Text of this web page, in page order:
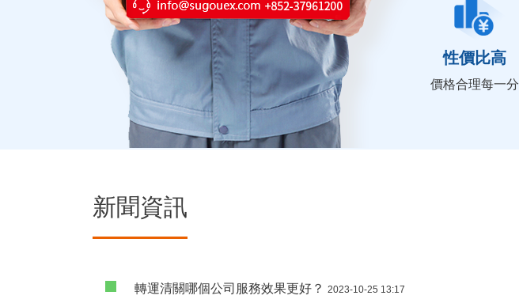
性價比高
價格合理每一分
新聞資訊
轉運清關哪個公司服務效果更好？ 2023-10-25 13:17